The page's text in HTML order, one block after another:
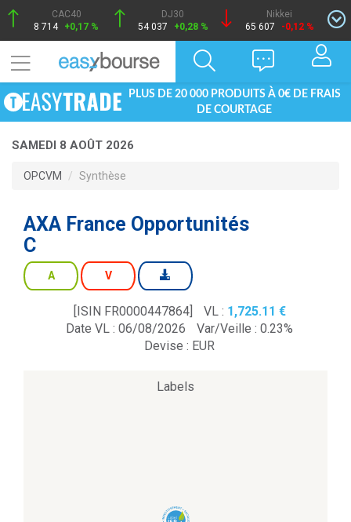
CAC40
8 714 +0,17 %
DJ30
54 037
+0,28 %
Nikkei
65 607
-0,12 %
PLUS DE 20 000 PRODUITS À 0€ DE FRAIS
DE COURTAGE
SAMEDI 8 AOÛT 2026
OPCVM Synthèse
AXA France Opportunités
C
A V
[ISIN FR0000447864] VL : 1,725.11
Date VL : 06/08/2026
Var/Veille : 0.23%
Devise : EUR
Labels